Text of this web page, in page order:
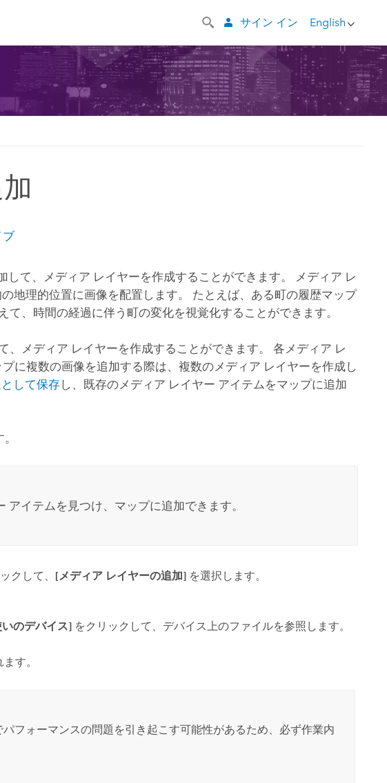
English
サイン イン
ブ
て、メディア レイヤーを作成することができます。 メディア レ
地理的位置に画像を配置します。 たとえば、ある町の履歴マップ
、時間の経過に伴う町の変化を視覚化することができます。
、メディア レイヤーを作成することができます。 各メディア レ
に複数の画像を追加する際は、複数のメディア レイヤーを作成し
して保存し、既存のメディア レイヤー アイテムをマップに追加
イテムを見つけ、マップに追加できます。
クして、 [メディア レイヤーの追加] を選択します。
のデバイス] をクリックして、デバイス上のファイルを参照します。
す。
フォーマンスの問題を引き起こす可能性があるため、必ず作業内